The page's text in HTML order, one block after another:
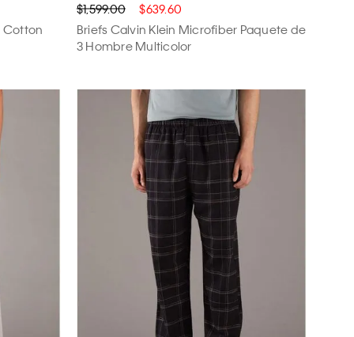
Cotton
$1,599.00 $639.60
Briefs Calvin Klein Microfiber Paquete de
3 Hombre Multicolor